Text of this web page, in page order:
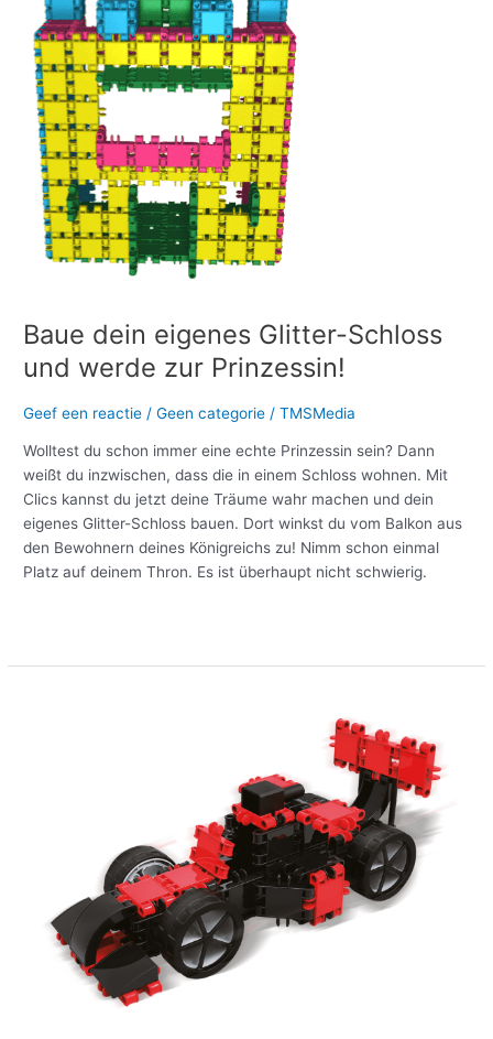
Baue dein eigenes Glitter-Schloss
und werde zur Prinzessin!
Geef een reactie /Geen categorie /TMSMedia
Wolltest du schon immer eine echte Prinzessin sein? Dann
weißt du inzwischen, dass die in einem Schloss wohnen. Mit
Clics kannst du jetzt deine Träume wahr machen und dein
eigenes Glitter-Schloss bauen. Dort winkst du vom Balkon aus
den Bewohnern deines Königreichs zu! Nimm schon einmal
Platz auf deinem Thron. Es ist überhaupt nicht schwierig.
und
werde
zur
Prinzessin!
Kind
stundenlanges
Vergnügen!